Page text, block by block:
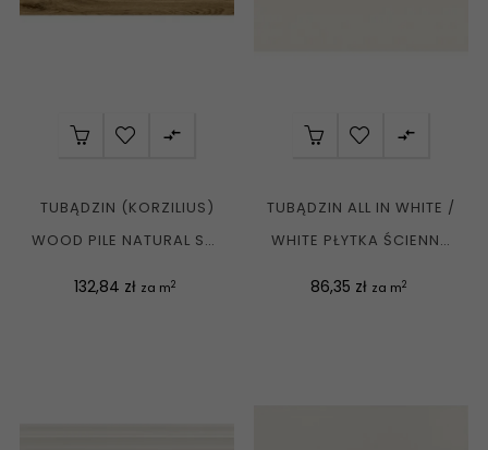

TUBĄDZIN (KORZILIUS)
WOOD PILE NATURAL STR
Cena
132,84 zł za m2

TUBĄDZIN ALL IN WHITE /
WHITE PŁYTKA ŚCIENNA
Cena
86,35 zł za m2